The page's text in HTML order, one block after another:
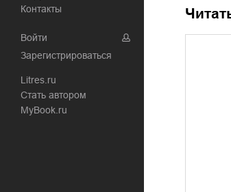
Контакты
Войти
Зарегистрироваться
Litres.ru
Стать автором
MyBook.ru